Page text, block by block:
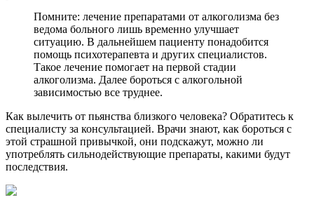
Помните: лечение препаратами от алкоголизма без
ведома больного лишь временно улучшает
ситуацию. В дальнейшем пациенту понадобится
помощь психотерапевта и других специалистов.
Такое лечение помогает на первой стадии
алкоголизма. Далее бороться с алкогольной
зависимостью все труднее.
Как вылечить от пьянства близкого человека? Обратитесь к
специалисту за консультацией. Врачи знают, как бороться с
этой страшной привычкой, они подскажут, можно ли
употреблять сильнодействующие препараты, какими будут
последствия.